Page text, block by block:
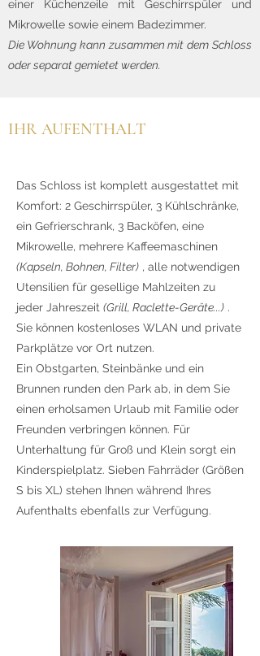
einer Küchenzeile mit Geschirrspüler und
Mikrowelle sowie einem Badezimmer.
Die Wohnung kann zusammen mit dem Schloss
oder separat gemietet werden.
IHR AUFENTHALT
Das Schloss ist komplett ausgestattet mit
Komfort: 2 Geschirrspüler, 3 Kühlschränke,
ein Gefrierschrank, 3 Backöfen, eine
Mikrowelle, mehrere Kaffeemaschinen
(Kapseln, Bohnen, Filter) , alle notwendigen
Utensilien für gesellige Mahlzeiten zu
jeder Jahreszeit (Grill, Raclette-Geräte...) .
Sie können kostenloses WLAN und private
Parkplätze vor Ort nutzen.
Ein Obstgarten, Steinbänke und ein
Brunnen runden den Park ab, in dem Sie
einen erholsamen Urlaub mit Familie oder
Freunden verbringen können. Für
Unterhaltung für Groß und Klein sorgt ein
Kinderspielplatz. Sieben Fahrräder (Größen
S bis XL) stehen Ihnen während Ihres
Aufenthalts ebenfalls zur Verfügung.